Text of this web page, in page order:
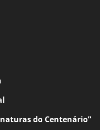
do Centenário”